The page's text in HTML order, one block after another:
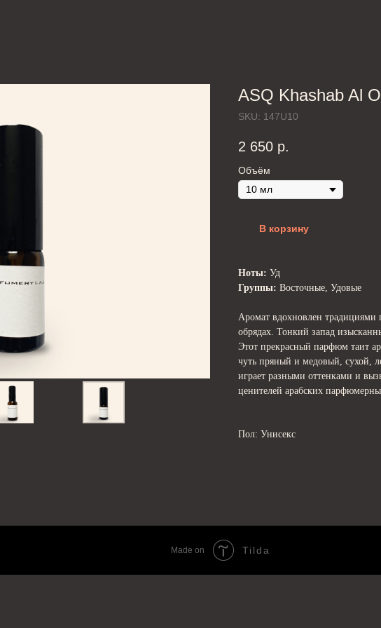
ASQ Khashab Al
SKU: 147U10
2 650 р.
Объём
В корзину
Ноты: Уд
Группы: Восточные, Удовые
Аромат вдохновлен
обрядах. Тонкий запад
Этот прекрасный парфюм таит
чуть пряный и медовый, сухой,
играет разными оттенками и
ценителей арабских
Пол: Унисекс
Made on Tilda